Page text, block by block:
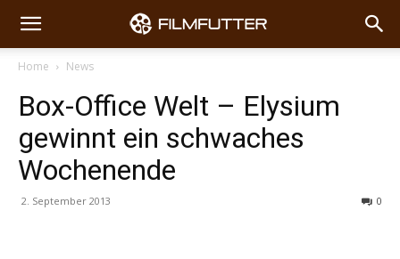
Home News
Box-Office Welt – Elysium
gewinnt ein schwaches
Wochenende
2. September 2013 0